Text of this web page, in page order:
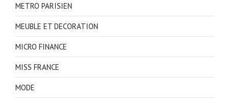
METRO PARISIEN
MEUBLE ET DECORATION
MICRO FINANCE
MISS FRANCE
MODE